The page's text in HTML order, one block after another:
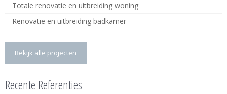
Totale renovatie en uitbreiding woning
Renovatie en uitbreiding badkamer
Bekijk alle projecten
Recente Referenties